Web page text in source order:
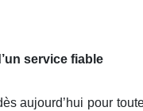
service fiable
aujourd’hui pour